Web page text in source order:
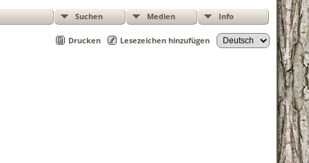
Suchen Medien Info
Drucken Lesezeichen hinzufügen